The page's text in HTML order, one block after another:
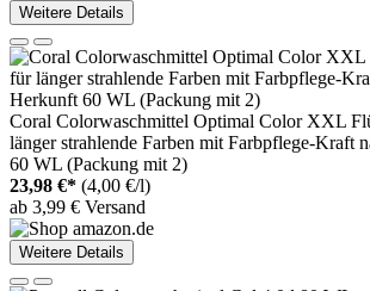
Weitere Details
Coral Colorwaschmittel Optimal Color XXL
länger strahlende Farben mit Farbpflege-Kraft
60 WL (Packung mit 2)
23,98 €* (4,00 €/l)
ab 3,99 € Versand
Weitere Details